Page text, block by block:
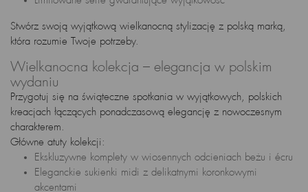
Stwórz swoją wyjątkową wielkanocną stylizację z polską marką,
która rozumie Twoje potrzeby.
Wielkanocna kolekcja – elegancja w polskim
wydaniu
Przygotuj się na świąteczne spotkania w wyjątkowych, polskich
kreacjach łączących ponadczasową elegancję z nowoczesnym
charakterem.
Główne atuty kolekcji:
Ekskluzywne komplety w wiosennych odcieniach beżu i écru
Eleganckie sukienki midi z delikatnymi koronkowymi
akcentami